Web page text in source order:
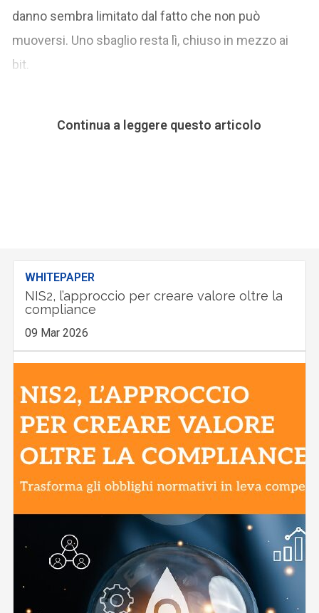
danno sembra limitato dal fatto che non può
muoversi. Uno sbaglio resta lì, chiuso in mezzo ai
bit.
Continua a leggere questo articolo
WHITEPAPER
NIS2, l’approccio per creare valore oltre la
compliance
09 Mar 2026